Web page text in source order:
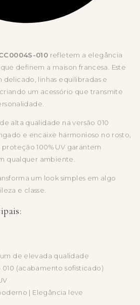
010 refletem a elegância
definem a maison francesa. Este
linhas equilibradas e
um acessório que transmite
alta qualidade na versão 010
e encaixe harmonioso no rosto,
100% UV garantem
qualquer ambiente.
um look simples em algo
e classe.
de elevada qualidade
(acabamento sofisticado)
| Elegância leve